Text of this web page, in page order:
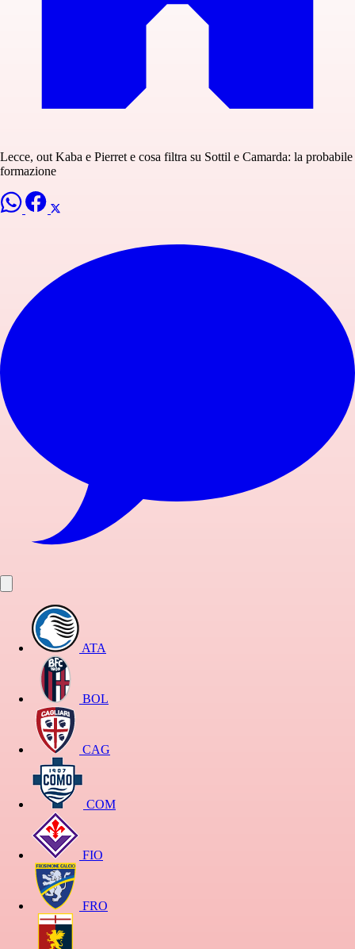
Lecce, out Kaba e Pierret e cosa filtra su Sottil e Camarda: la probabile
formazione
ATA
BOL
CAG
COM
FIO
FRO